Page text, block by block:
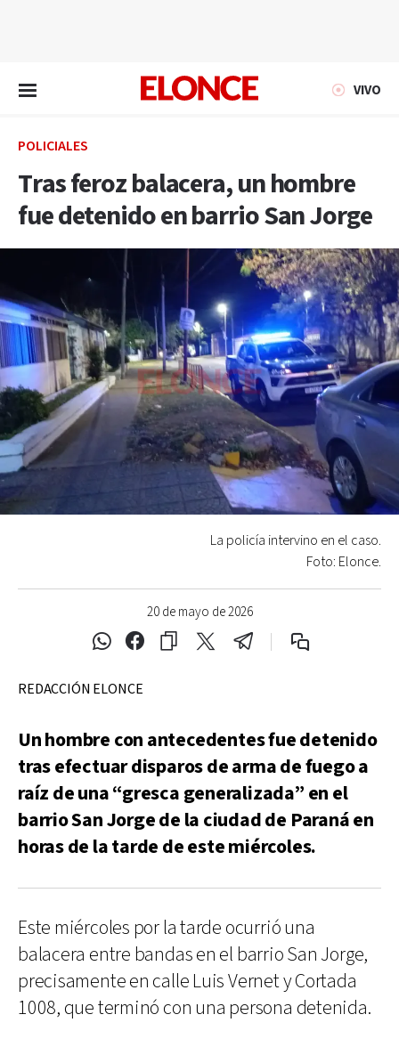
VIVO
POLICIALES
Tras feroz balacera, un hombre
fue detenido en barrio San Jorge
20 de mayo de 2026
La policía intervino en el caso.
Foto: Elonce.
REDACCIÓN ELONCE
Un hombre con antecedentes fue detenido
tras efectuar disparos de arma de fuego a
raíz de una “gresca generalizada” en el
barrio San Jorge de la ciudad de Paraná en
horas de la tarde de este miércoles.
Este miércoles por la tarde ocurrió una
balacera entre bandas en el barrio San Jorge,
precisamente en calle Luis Vernet y Cortada
1008, que terminó con una persona detenida.